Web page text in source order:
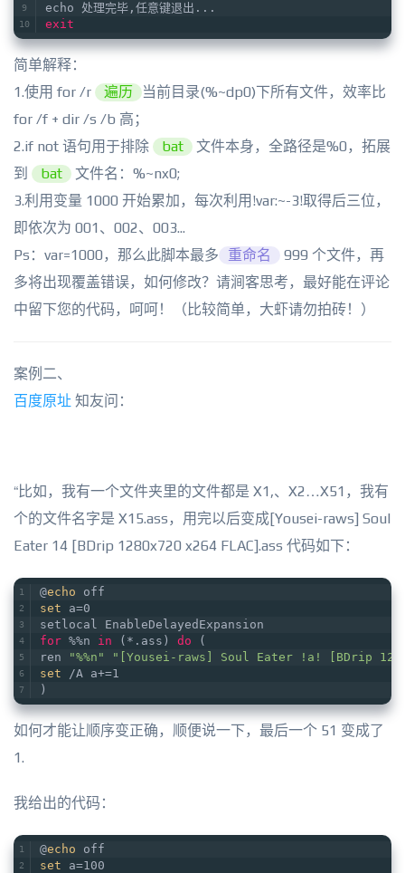
echo 处理完毕,任意键退出...
exit
简单解释：
1.使用 for /r
遍历
当前目录(%~dp0)下所有文件，效率比
for /f + dir /s /b 高；
2.if not 语句用于排除
bat
文件本身，全路径是%0，拓展
到
bat
文件名：%~nx0;
3.利用变量 1000 开始累加，每次利用!var:~-3!取得后三位，
即依次为 001、002、003...
Ps：var=1000，那么此脚本最多
重命名
999 个文件，再
多将出现覆盖错误，如何修改？请涧客思考，最好能在评论
中留下您的代码，呵呵！（比较简单，大虾请勿拍砖！）
案例二、
百度原址 知友问：
“比如，我有一个文件夹里的文件都是 X1,、X2…X51，我有
个的文件名字是 X15.ass，用完以后变成[Yousei-raws] Soul
Eater 14 [BDrip 1280x720 x264 FLAC].ass 代码如下：
@echo off
set a=0
setlocal EnableDelayedExpansion
for %%n in (*.ass) do (
ren
"%%n"
"[Yousei-raws] Soul Eater !a! [BDrip
set /A a+=1
)
如何才能让顺序变正确，顺便说一下，最后一个 51 变成了
1.
我给出的代码：
@echo off
set a=100